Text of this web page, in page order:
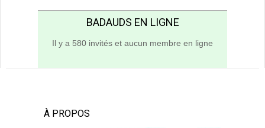
BADAUDS EN LIGNE
Il y a 580 invités et aucun membre en ligne
À PROPOS